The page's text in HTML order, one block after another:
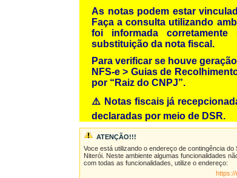
As notas podem estar
Faça a consulta utilizando
foi informada
substituição da nota fiscal.
Para verificar se houve
NFS-e > Guias de
por “Raiz do CNPJ”.
⚠️ Notas fiscais já
declaradas por meio de DSR.
ATENÇÃO!!!
Voce está utilizando o endereço de contingência
Niterói . Neste ambiente algumas funcionalidades
com todas as funcionalidades, utilize o endereço:
https://